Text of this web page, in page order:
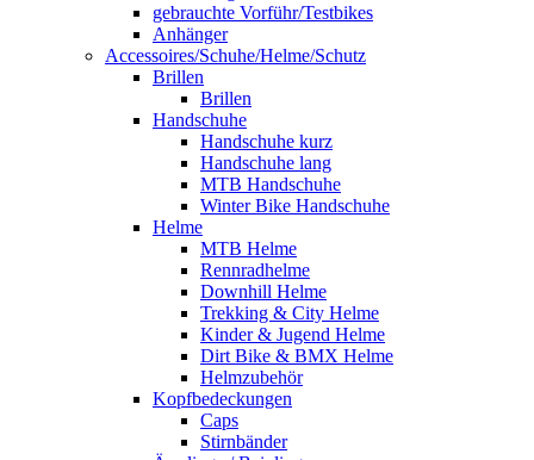
gebrauchte Vorführ/Testbikes
Anhänger
Accessoires/Schuhe/Helme/Schutz
Brillen
Brillen
Handschuhe
Handschuhe kurz
Handschuhe lang
MTB Handschuhe
Winter Bike Handschuhe
Helme
MTB Helme
Rennradhelme
Downhill Helme
Trekking & City Helme
Kinder & Jugend Helme
Dirt Bike & BMX Helme
Helmzubehör
Kopfbedeckungen
Caps
Stirnbänder